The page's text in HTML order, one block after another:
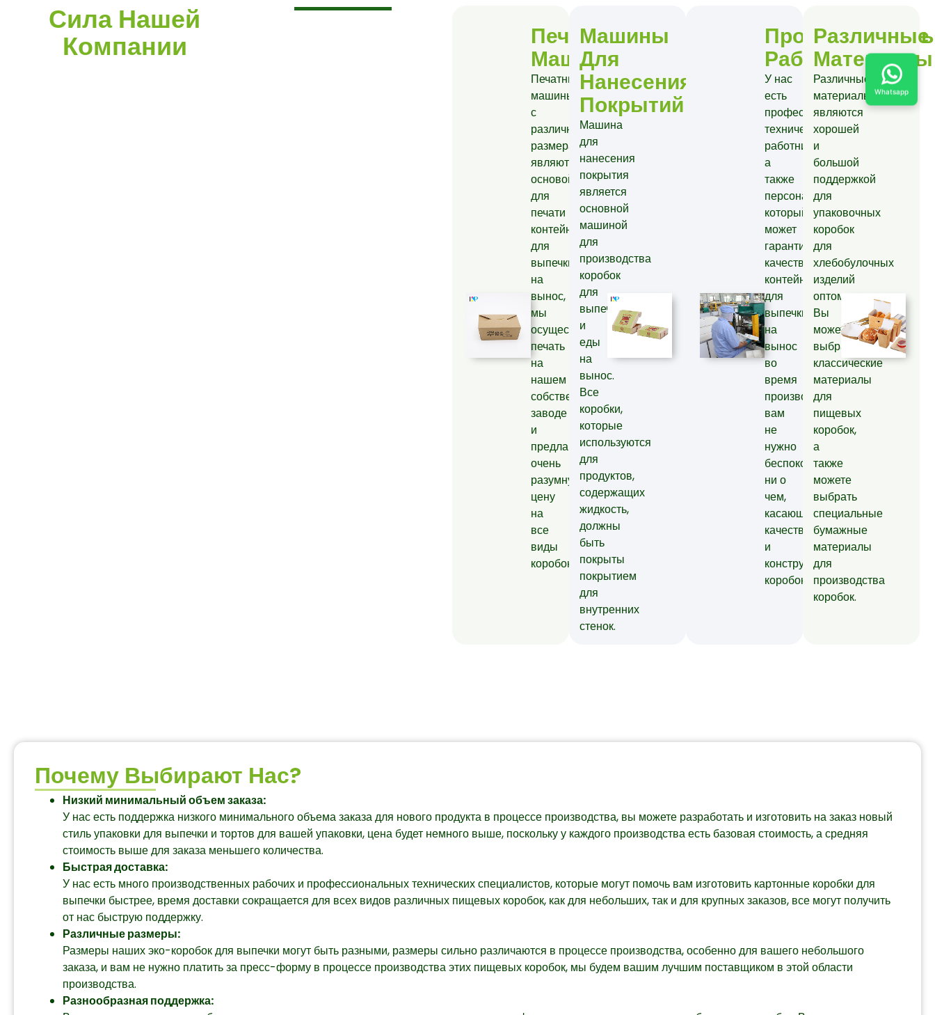
Сила Нашей
Компании Печатные
Машины
Печатные
машины
с
различными
размерами
являются
основой
для
печати
контейнеров
для
выпечки
на
вынос,
мы
осуществляем
печать
на
нашем
собственном
заводе
и
предлагаем
очень
разумную
цену
на
все
виды
коробок.
Машины
Для
Нанесения
Покрытий
Машина
для
нанесения
покрытия
является
основной
машиной
для
производства
коробок
для
выпечки
и
еды
на
вынос.
Все
коробки,
которые
используются
для
продуктов,
содержащих
жидкость,
должны
быть
покрыты
покрытием
для
внутренних
стенок.
Работники
У нас
есть
профессиональные
технические
работники,
а
также
персонал,
который
может
гарантировать
качество
контейнеров
для
выпечки
на
вынос
во
время
производства,
вам
не
нужно
беспокоиться
ни о
чем,
касающемся
качества
и
конструкции
коробок.
Различные
Материалы
Различные
материалы
являются
хорошей
и
большой
поддержкой
для
упаковочных
коробок
для
хлебобулочных
изделий
оптом.
Вы
можете
выбрать
классические
материалы
для
пищевых
коробок,
а
также
можете
выбрать
специальные
бумажные
материалы
для
производства
коробок.
Почему Выбирают Нас?
Низкий минимальный объем заказа:
У нас есть поддержка низкого минимального объема заказа для нового продукта в процессе производства, вы можете разработать и изготовить на заказ новый
стиль упаковки для выпечки и тортов для вашей упаковки, цена будет немного выше, поскольку у каждого производства есть базовая стоимость, а средняя
стоимость выше для заказа меньшего количества.
Быстрая доставка:
У нас есть много производственных рабочих и профессиональных технических специалистов, которые могут помочь вам изготовить картонные коробки для
выпечки быстрее, время доставки сокращается для всех видов различных пищевых коробок, как для небольших, так и для крупных заказов, все могут получить
от нас быструю поддержку.
Различные размеры:
Размеры наших эко-коробок для выпечки могут быть разными, размеры сильно различаются в процессе производства, особенно для вашего небольшого
заказа, и вам не нужно платить за пресс-форму в процессе производства этих пищевых коробок, мы будем вашим лучшим поставщиком в этой области
производства.
Разнообразная поддержка:
Whatsapp